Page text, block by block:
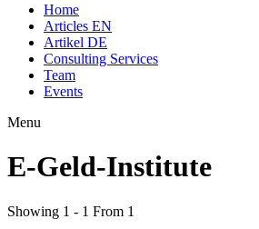
Home
Articles EN
Artikel DE
Consulting Services
Team
Events
Menu
E-Geld-Institute
Showing 1 - 1 From 1